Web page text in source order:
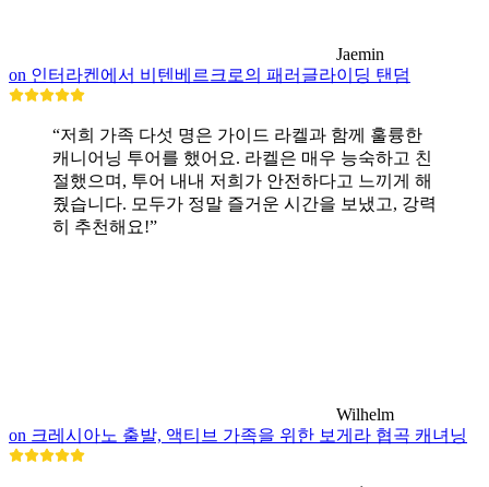
Jaemin
on 인터라켄에서 비텐베르크로의 패러글라이딩 탠덤
“저희 가족 다섯 명은 가이드 라켈과 함께 훌륭한
캐니어닝 투어를 했어요. 라켈은 매우 능숙하고 친
절했으며, 투어 내내 저희가 안전하다고 느끼게 해
줬습니다. 모두가 정말 즐거운 시간을 보냈고, 강력
히 추천해요!”
Wilhelm
on 크레시아노 출발, 액티브 가족을 위한 보게라 협곡 캐녀닝